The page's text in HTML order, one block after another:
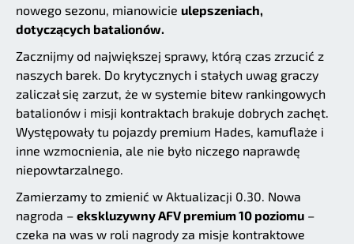
nowego sezonu, mianowicie ulepszeniach,
dotyczących batalionów.
Zacznijmy od największej sprawy, którą czas zrzucić z
naszych barek. Do krytycznych i stałych uwag graczy
zaliczał się zarzut, że w systemie bitew rankingowych
batalionów i misji kontraktach brakuje dobrych zachęt.
Występowały tu pojazdy premium Hades, kamuflaże i
inne wzmocnienia, ale nie było niczego naprawdę
niepowtarzalnego.
Zamierzamy to zmienić w Aktualizacji 0.30. Nowa
nagroda – ekskluzywny AFV premium 10 poziomu –
czeka na was w roli nagrody za misje kontraktowe